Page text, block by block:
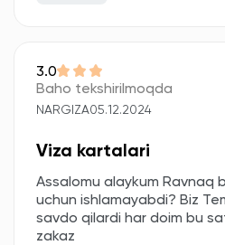
3.0
Baho tekshirilmoqda
NARGIZA05.12.2024
Viza kartalari
Assalomu alaykum Ravnaq
uchun ishlamayabdi? Biz
savdo qilardi har doim bu
zakaz